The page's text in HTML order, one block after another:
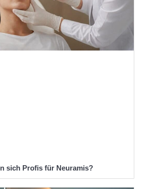
sich Profis für Neuramis?